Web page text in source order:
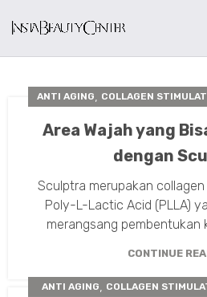
ANTI AGING, COLLAGEN
Area Wajah yang
dengan
Sculptra merupakan
Poly-L-Lactic Acid (PLLA)
merangsang pembentukan
CONTINUE
ANTI AGING, COLLAGEN